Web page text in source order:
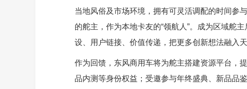
当地风俗及市场环境，拥有可灵活调配的时间参
的舵主，作为本地卡友的“领航人”。成为区域舵
设、用户链接、价值传递，把更多创新想法融入
作为回馈，东风商用车将为舵主搭建资源平台，
品内测等身份权益；受邀参与年终盛典、新品品